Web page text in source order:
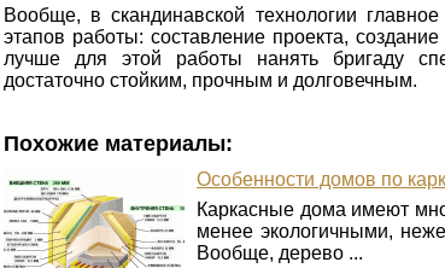
Вообще, в скандинавской технологии
этапов работы: составление проекта,
лучше для этой работы нанять бригаду
достаточно стойким, прочным и долговечным.
Похожие материалы:
Особенности домов по
Каркасные дома имеют
менее экологичными,
Вообще, дерево ...